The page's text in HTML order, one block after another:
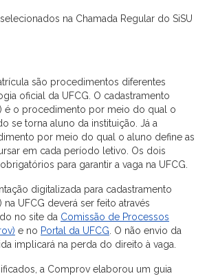
na Chamada Regular do SiSU
são procedimentos diferentes
oficial da UFCG. O cadastramento
é o procedimento por meio do qual o
se torna aluno da instituição. Já a
por meio do qual o aluno define as
em cada período letivo. Os dois
para garantir a vaga na UFCG.
digitalizada para cadastramento
UFCG deverá ser feito através
no site da Comissão de Processos
e no Portal da UFCG . O não envio da
implicará na perda do direito à vaga.
a Comprov elaborou um guia